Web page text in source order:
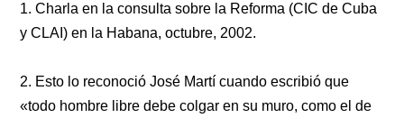
1. Charla en la consulta sobre la Reforma (CIC de Cuba
y CLAI) en la Habana, octubre, 2002.
2. Esto lo reconoció José Martí cuando escribió que
«todo hombre libre debe colgar en su muro, como el de